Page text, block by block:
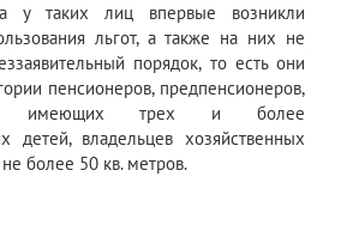
у таких лиц впервые возникли
льгот, а также на них не
порядок, то есть они
пенсионеров, предпенсионеров,
имеющих трех и более
детей, владельцев хозяйственных
более 50 кв. метров.